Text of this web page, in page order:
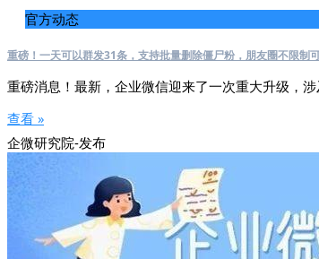
官方动态
重磅！一天可以群发31条，支持批量删除僵尸粉，朋友圈不限制
重磅消息！最新，企业微信迎来了一次重大升级，涉
查看 »
企微研究院-发布